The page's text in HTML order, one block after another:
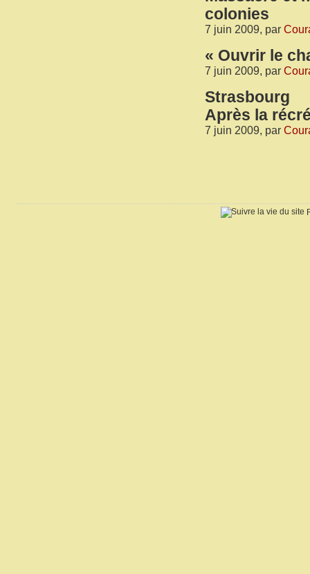
colonies
7 juin 2009, par
« Ouvrir le
7 juin 2009, par
Strasbourg
Après la
7 juin 2009, par